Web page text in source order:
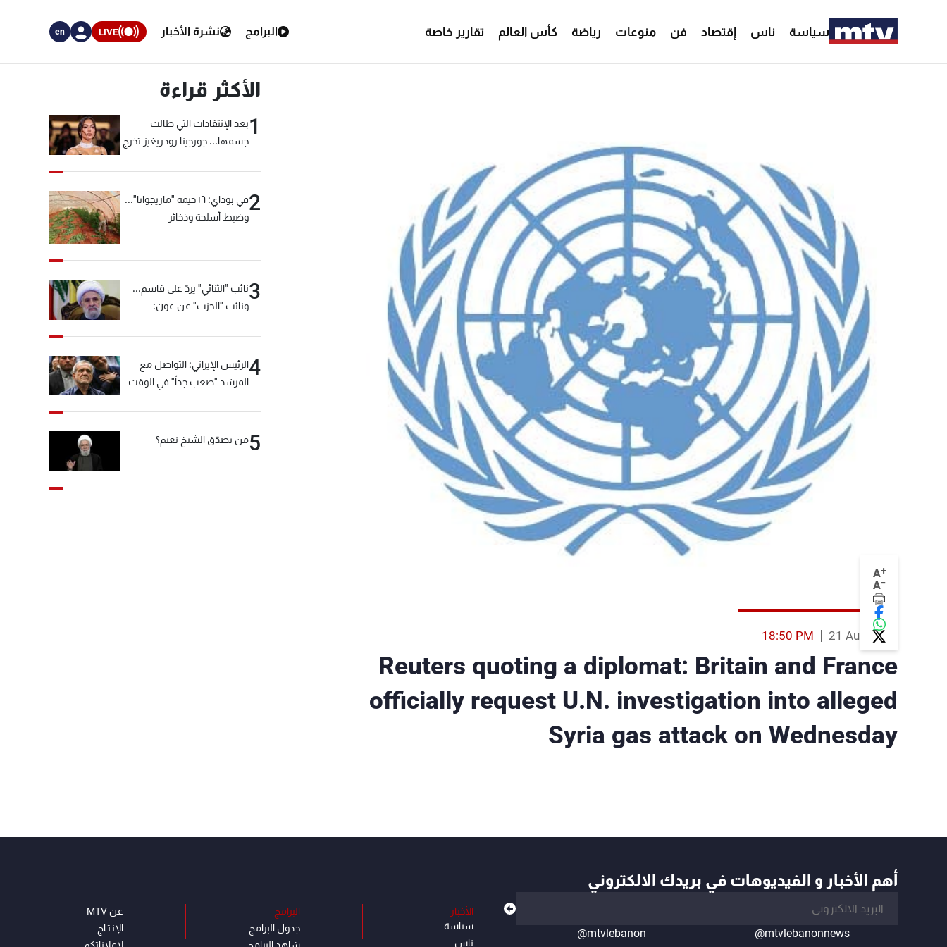
سياسة ناس إقتصاد فن منوعات رياضة كأس العالم تقارير خاصة البرامج نشرة الأخبار LIVE
en
A+
A-
21 Aug 2013
18:50 PM
Reuters quoting a diplomat: Britain and France
officially request U.N. investigation into alleged
Syria gas attack on Wednesday
الأكثر قراءة
1بعد الإنتقادات التي طالت
جسمها... جورجينا رودريغيز تخرج
2
في بوداي: ١٦ خيمة "ماريجوانا"...
وضبط أسلحة وذخائر
3نائب "الثنائي" يردّ على قاسم...
ونائب "الحزب" عن عون:
4الرئيس الإيراني: التواصل مع
المرشد "صعب جداً" في الوقت
5من يصدّق الشيخ نعيم؟
أهم الأخبار و الفيديوهات في بريدك الالكتروني
@mtvlebanonnews
@mtvlebanon
الأخبار
سياسة
ناس
البرامج
جدول البرامج
عن MTV
الإنـتـاج